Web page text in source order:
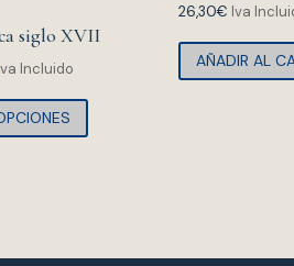
siglo XVII
Incluido
Este
26,30€ Iva
AÑADIR AL